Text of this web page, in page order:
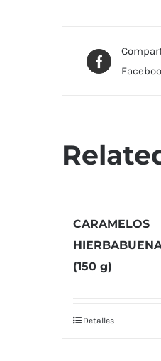
CARAMELOS
(150 g)
Detalles